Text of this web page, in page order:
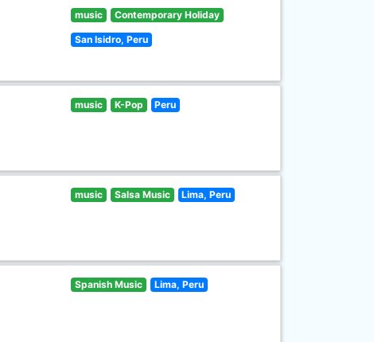
music Contemporary Holiday
San Isidro, Peru
music K-Pop Peru
music Salsa Music Lima, Peru
Spanish Music Lima, Peru